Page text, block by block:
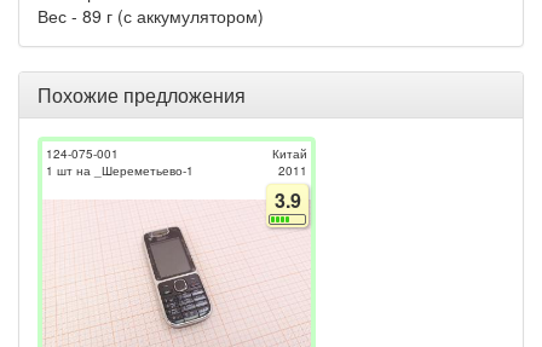
Вес - 89 г (с аккумулятором)
Похожие предложения
124-075-001
1 шт на _Шереметьево-1
Китай
2011
3.9